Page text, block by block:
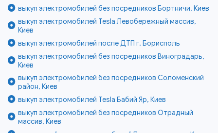
выкуп электромобилей без посредников Бортничи, Киев
выкуп электромобилей Tesla Левобережный массив,
Киев
выкуп электромобилей после ДТП г. Борисполь
выкуп электромобилей без посредников Виноградарь,
Киев
выкуп электромобилей без посредников Соломенский
район, Киев
выкуп электромобилей Tesla Бабий Яр, Киев
выкуп электромобилей без посредников Отрадный
массив, Киев